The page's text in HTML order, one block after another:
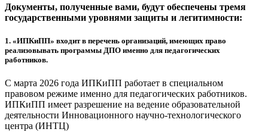
Документы, полученные вами, будут обеспечены тремя
государственными уровнями защиты и легитимности:
1. «ИПКиПП» входит в перечень организаций, имеющих право
реализовывать программы ДПО именно для педагогических
работников.
С марта 2026 года ИПКиПП работает в специальном
правовом режиме именно для педагогических работников.
ИПКиПП имеет разрешение на ведение образовательной
деятельности Инновационного научно-технологического
центра (ИНТЦ)